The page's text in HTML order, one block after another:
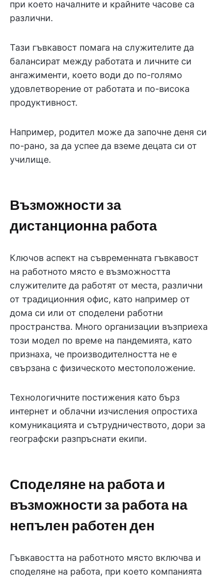
при което началните и крайните часове са
различни.
Тази гъвкавост помага на служителите да
балансират между работата и личните си
ангажименти, което води до по-голямо
удовлетворение от работата и по-висока
продуктивност.
Например, родител може да започне деня си
по-рано, за да успее да вземе децата си от
училище.
Възможности за
дистанционна работа
Ключов аспект на съвременната гъвкавост
на работното място е възможността
служителите да работят от места, различни
от традиционния офис, като например от
дома си или от споделени работни
пространства. Много организации възприеха
този модел по време на пандемията, като
признаха, че производителността не е
свързана с физическото местоположение.
Технологичните постижения като бърз
интернет и облачни изчисления опростиха
комуникацията и сътрудничеството, дори за
географски разпръснати екипи.
Споделяне на работа и
възможности за работа на
непълен работен ден
Гъвкавостта на работното място включва и
споделяне на работа, при което компанията